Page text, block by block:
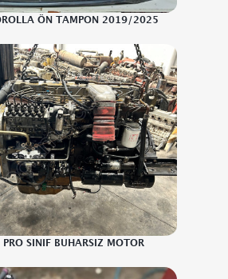
ÖN TAMPON 2019/2025
SINIF BUHARSIZ MOTOR